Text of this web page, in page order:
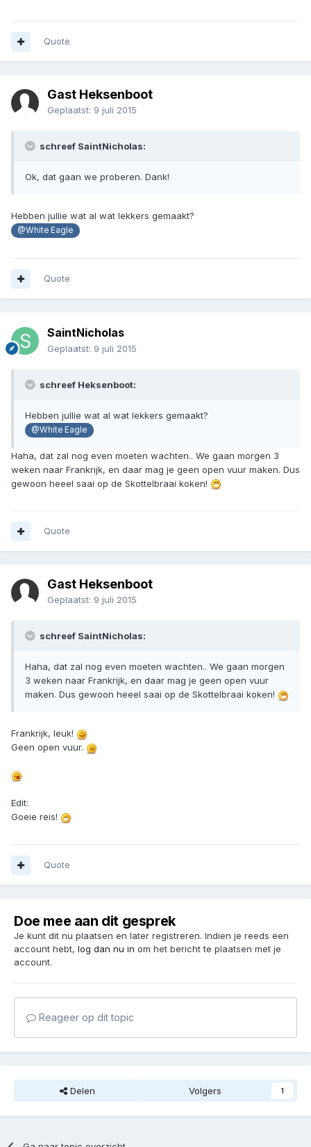
Quote
Gast Heksenboot
Geplaatst: 9 juli 2015
schreef SaintNicholas:
Ok, dat gaan we proberen. Dank!
Hebben jullie wat al wat lekkers gemaakt?
@White Eagle
Quote
SaintNicholas
Geplaatst: 9 juli 2015
schreef Heksenboot:
Hebben jullie wat al wat lekkers gemaakt?
@White Eagle
Haha, dat zal nog even moeten wachten.. We gaan morgen 3
weken naar Frankrijk, en daar mag je geen open vuur maken. Dus
gewoon heeel saai op de Skottelbraai koken!
Quote
Gast Heksenboot
Geplaatst: 9 juli 2015
schreef SaintNicholas:
Haha, dat zal nog even moeten wachten.. We gaan morgen
3 weken naar Frankrijk, en daar mag je geen open vuur
maken. Dus gewoon heeel saai op de Skottelbraai koken!
Frankrijk, leuk!
Geen open vuur.
Edit:
Goeie reis!
Quote
Doe mee aan dit gesprek
Je kunt dit nu plaatsen en later registreren. Indien je reeds een
account hebt, log dan nu in om het bericht te plaatsen met je
account.
Reageer op dit topic
Delen Volgers 1